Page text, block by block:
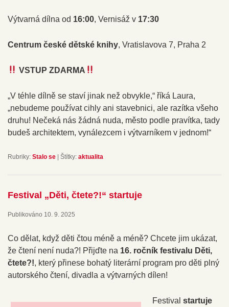
Výtvarná dílna od 16:00, Vernisáž v 17:30
Centrum české dětské knihy, Vratislavova 7, Praha 2
VSTUP ZDARMA
„V téhle dílně se staví jinak než obvykle,“ říká Laura,
„nebudeme používat cihly ani stavebnici, ale razítka všeho
druhu! Nečeká nás žádná nuda, město podle pravítka, tady
budeš architektem, vynálezcem i výtvarníkem v jednom!“
Rubriky: Stalo se | Štítky: aktualita
Festival „Děti, čtete?!“ startuje
Publikováno 10. 9. 2025
Co dělat, když děti čtou méně a méně? Chcete jim ukázat,
že čtení není nuda?! Přijďte na 16. ročník festivalu Děti,
čtete?!, který přinese bohatý literární program pro děti plný
autorského čtení, divadla a výtvarných dílen!
Festival startuje